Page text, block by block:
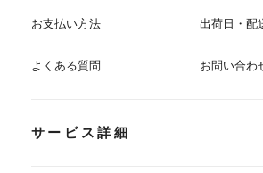
お支払い方法 出荷日・配
よくある質問 お問い合わ
サービス詳細